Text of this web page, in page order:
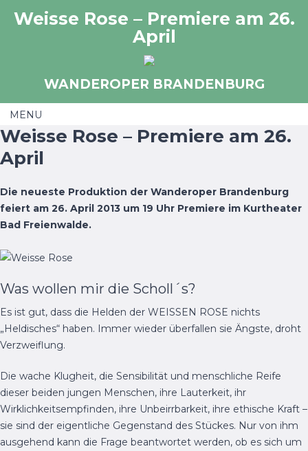
Weisse Rose – Premiere am 26.
April
WANDEROPER BRANDENBURG
MENU
Skip to content
Weisse Rose – Premiere am 26.
April
Die neueste Produktion der Wanderoper Brandenburg
feiert am 26. April 2013 um 19 Uhr Premiere im Kurtheater
Bad Freienwalde.
Was wollen mir die Scholl´s?
Es ist gut, dass die Helden der WEISSEN ROSE nichts
„Heldisches“ haben. Immer wieder überfallen sie Ängste, droht
Verzweiflung.
Die wache Klugheit, die Sensibilität und menschliche Reife
dieser beiden jungen Menschen, ihre Lauterkeit, ihr
Wirklichkeitsempfinden, ihre Unbeirrbarkeit, ihre ethische Kraft –
sie sind der eigentliche Gegenstand des Stückes. Nur von ihm
ausgehend kann die Frage beantwortet werden, ob es sich um